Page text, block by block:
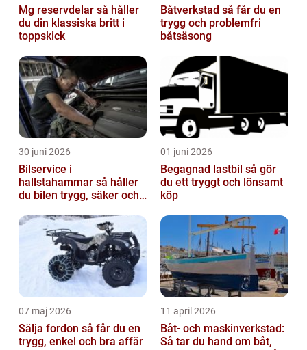
Mg reservdelar så håller
du din klassiska britt i
toppskick
Båtverkstad så får du en
trygg och problemfri
båtsäsong
30 juni 2026
Bilservice i
hallstahammar så håller
du bilen trygg, säker och
01 juni 2026
Begagnad lastbil så gör
du ett tryggt och lönsamt
köp
07 maj 2026
Sälja fordon så får du en
trygg, enkel och bra affär
11 april 2026
Båt- och maskinverkstad:
Så tar du hand om båt,